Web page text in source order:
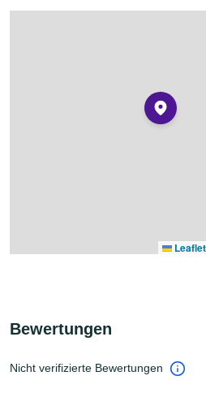
Leaflet
Bewertungen
Nicht verifizierte Bewertungen